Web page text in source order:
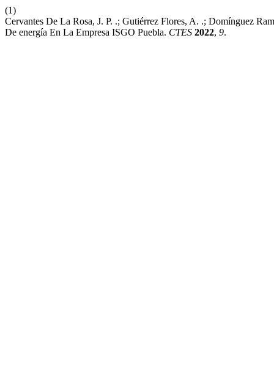
(1)
Cervantes De La Rosa, J. P. .; Gutiérrez Flores, A. .; Domínguez
De energía En La Empresa ISGO Puebla. CTES 2022, 9.